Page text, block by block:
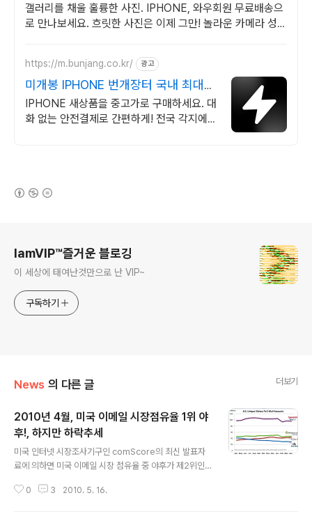
갤러리를 채울 훌륭한 사진. IPHONE, 와우회원 무료배송으
로 만나보세요. 흐릿한 사진은 이제 그만! 놀라운 카메라 성능
https://m.bunjang.co.kr/ 광고
미개봉 IPHONE 번개장터 국내 최대
브랜드 중고거래
IPHONE 새상품을 중고가로 구매하세요. 대
화 없는 안전결제로 간편하게! 전국 각지에서
IamVIP™즐거운 블로깅
이 세상에 태여난것만으로 난 VIP~
구독하기
News 의 다른 글 더보기
2010년 4월, 미국 이메일 시장점유율 1위 야
후!, 하지만 하락추세
미국 인터넷 시장조사기구인 comScore의 최신 발표자
료에 의하면 미국 이메일 시장 점유율 중 야후가 제2위인
전년대비 하락추세를 보이고 있다고 했습니다. 그 중 AOL
0 3 2010. 5. 16.